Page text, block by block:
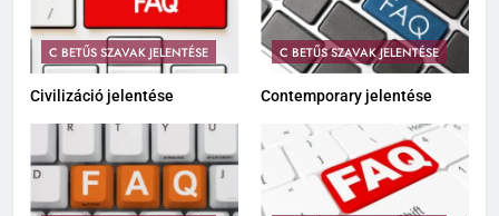
C BETŰS SZAVAK JELENTÉSE
Civilizáció jelentése
C BETŰS SZAVAK JELENTÉSE
Contemporary jelentése